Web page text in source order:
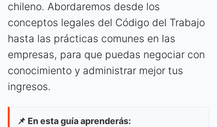
chileno. Abordaremos desde los
conceptos legales del Código del Trabajo
hasta las prácticas comunes en las
empresas, para que puedas negociar con
conocimiento y administrar mejor tus
ingresos.
📌 En esta guía aprenderás: